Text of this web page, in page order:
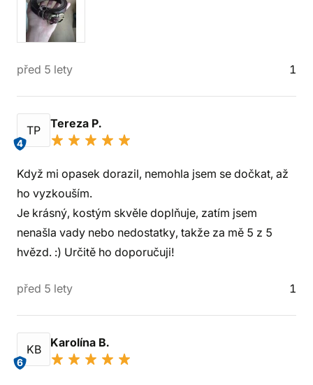
před 5 lety 1
TP
4
Tereza P.
Když mi opasek dorazil, nemohla jsem se dočkat, až
ho vyzkouším.
Je krásný, kostým skvěle doplňuje, zatím jsem
nenašla vady nebo nedostatky, takže za mě 5 z 5
hvězd. :) Určitě ho doporučuji!
před 5 lety 1
KB
6
Karolína B.